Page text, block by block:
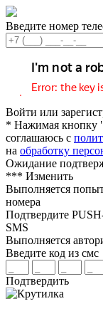
Введите номер
Войти или
* Нажимая кнопку
соглашаюсь с
на обработку
Ожидание
*** Изменить
Выполняется
номера
Подтвердите
SMS
Выполняется
Введите код из смс
Подтвердить